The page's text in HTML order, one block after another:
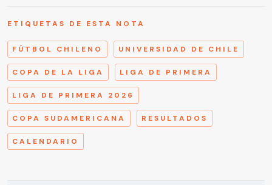
ETIQUETAS DE ESTA NOTA
FÚTBOL CHILENO UNIVERSIDAD DE CHILE
COPA DE LA LIGA LIGA DE PRIMERA
LIGA DE PRIMERA 2026
COPA SUDAMERICANA RESULTADOS
CALENDARIO